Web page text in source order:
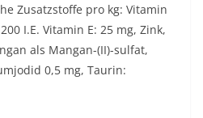
Zusatzstoffe pro kg: Vitamin
I.E. Vitamin E: 25 mg, Zink,
als Mangan-(II)-sulfat,
0,5 mg, Taurin: